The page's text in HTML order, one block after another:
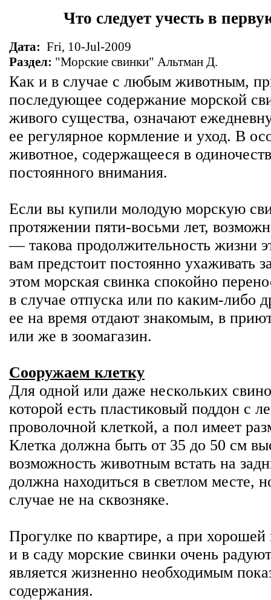
Что следует учесть в
Дата: Fri, 10-Jul-2009
Раздел: "Морские свинки" Альтман Д.
Как и в случае с любым животным,
последующее содержание морской
живого существа, означают
ее регулярное кормление и уход. В
животное, содержащееся в
постоянного внимания.
Если вы купили молодую морскую
протяжении пяти-восьми лет,
— такова продолжительность жизни
вам предстоит постоянно ухаживать
этом морская свинка спокойно
в случае отпуска или по каким-либо
ее на время отдают знакомым, в
или же в зоомагазин.
Сооружаем клетку
Для одной или даже нескольких
которой есть пластиковый поддон с
проволочной клеткой, а пол имеет
Клетка должна быть от 35 до 50 см
возможность животным встать на
должна находиться в светлом месте,
случае не на сквозняке.
Прогулке по квартире, а при хорошей
и в саду морские свинки очень
является жизненно необходимым
содержания.